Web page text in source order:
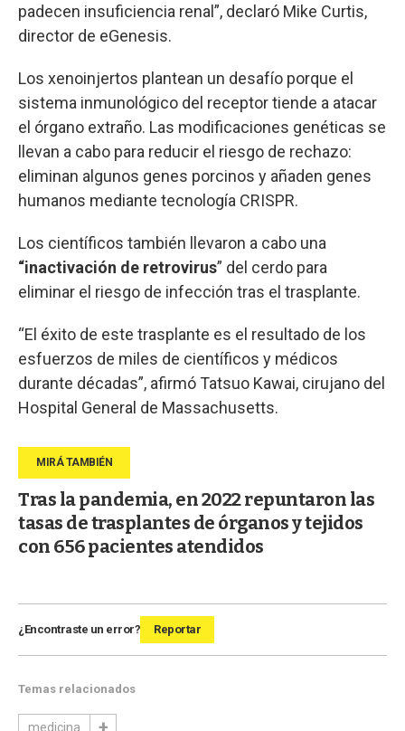
padecen insuficiencia renal”, declaró Mike Curtis,
director de eGenesis.
Los xenoinjertos plantean un desafío porque el
sistema inmunológico del receptor tiende a atacar
el órgano extraño. Las modificaciones genéticas se
llevan a cabo para reducir el riesgo de rechazo:
eliminan algunos genes porcinos y añaden genes
humanos mediante tecnología CRISPR.
Los científicos también llevaron a cabo una
“inactivación de retrovirus” del cerdo para
eliminar el riesgo de infección tras el trasplante.
“El éxito de este trasplante es el resultado de los
esfuerzos de miles de científicos y médicos
durante décadas”, afirmó Tatsuo Kawai, cirujano del
Hospital General de Massachusetts.
Tras la pandemia, en 2022 repuntaron las
tasas de trasplantes de órganos y tejidos
con 656 pacientes atendidos
¿Encontraste un error? Reportar
Temas relacionados
medicina